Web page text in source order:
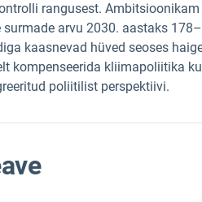
rangusest.
surmade arvu 2030. aastaks
kaasnevad hüved seoses
kompenseerida kliimapoliitika
poliitilist perspektiivi.